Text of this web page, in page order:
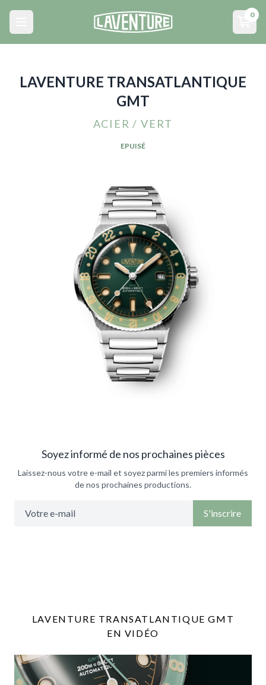
0
LAVENTURE TRANSATLANTIQUE
GMT
ACIER / VERT
EPUISÉ
Soyez informé de nos prochaines pièces
Laissez-nous votre e-mail et soyez parmi les premiers informés
de nos prochaines productions.
S'inscrire
LAVENTURE TRANSATLANTIQUE GMT
EN VIDÉO